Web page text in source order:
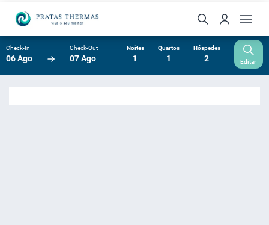
Check-In
06 Ago
Check-Out
07 Ago
Noites
1
Quartos
1
Hóspedes
2 Editar